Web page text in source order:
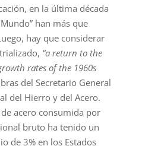
en la última década
han más que
hay que considerar
“a return to the
rates of the 1960s
del Secretario General
del Hierro y del Acero.
acero consumida por
bruto ha tenido un
de 3% en los Estados